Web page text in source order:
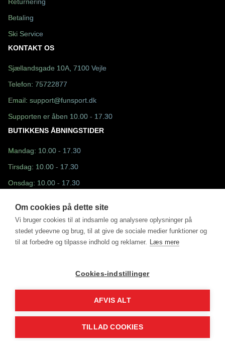
Returnering
Betaling
Ski Service
KONTAKT OS
Sjællandsgade 10A, 7100 Vejle
Telefon: 75722877
Email: support@funsport.dk
Supporten er åben 10.00 - 17.30
BUTIKKENS ÅBNINGSTIDER
Mandag: 10.00 - 17.30
Tirsdag: 10.00 - 17.30
Onsdag: 10.00 - 17.30
Fredag: 10.30 - 17.30
Lørdag: 10.00 - 13.00
©2025 - Fun Sport ApS drevet af MM Sports Trading ApS
Om cookies på dette site
Vi bruger cookies til at indsamle og analysere oplysninger på
stedet ydeevne og brug, til at give de sociale medier funktioner og
til at forbedre og tilpasse indhold og reklamer. Læs mere
Cookies-indstillinger
AFVIS ALT
TILLAD COOKIES